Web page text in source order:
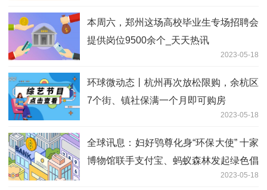
本周六，郑州这场高校毕业生专场招聘会
提供岗位9500余个_天天热讯
2023-05-18
环球微动态丨杭州再次放松限购，余杭区
7个街、镇社保满一个月即可购房
2023-05-18
全球讯息：妇好鸮尊化身“环保大使” 十家
博物馆联手支付宝、蚂蚁森林发起绿色倡
2023-05-18